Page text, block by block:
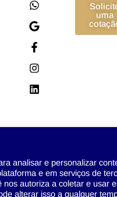
uma
analisar e personalizar
e em serviços de
nos autoriza a coletar e usar
alterar isso a qualquer